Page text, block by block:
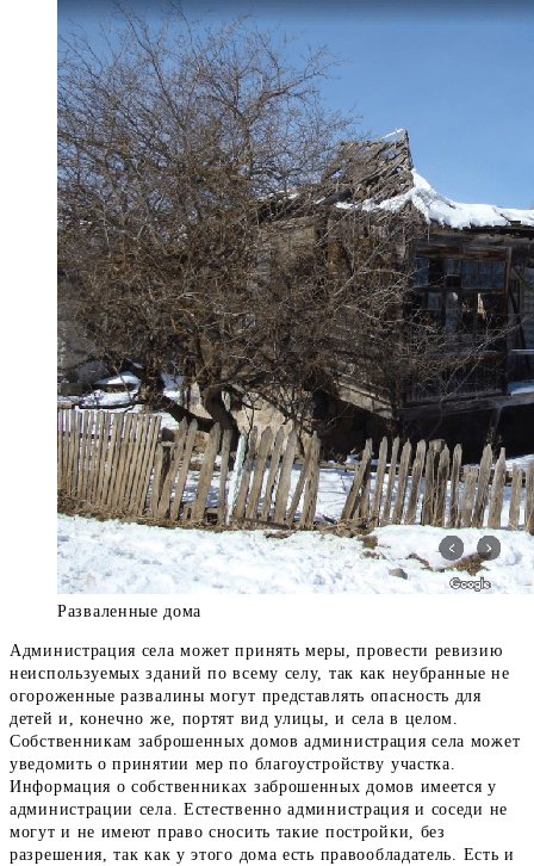
Разваленные дома
Администрация села может принять меры, провести ревизию
неиспользуемых зданий по всему селу, так как неубранные не
огороженные развалины могут представлять опасность для
детей и, конечно же, портят вид улицы, и села в целом.
Собственникам заброшенных домов администрация села может
уведомить о принятии мер по благоустройству участка.
Информация о собственниках заброшенных домов имеется у
администрации села. Естественно администрация и соседи не
могут и не имеют право сносить такие постройки, без
разрешения, так как у этого дома есть правообладатель. Есть и